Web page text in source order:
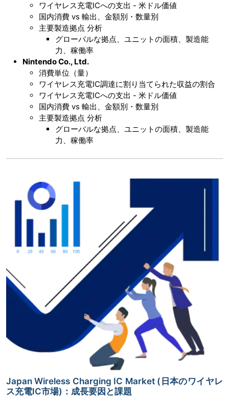
ワイヤレス充電ICへの支出 - 米ドル価値
国内消費 vs 輸出、金額別・数量別
主要製造拠点 分析
グローバルな拠点、ユニットの面積、製造能
力、稼働率
Nintendo Co., Ltd.
消費単位（量）
ワイヤレス充電IC調達に割り当てられた収益の割合
ワイヤレス充電ICへの支出 - 米ドル価値
国内消費 vs 輸出、金額別・数量別
主要製造拠点 分析
グローバルな拠点、ユニットの面積、製造能
力、稼働率
Japan Wireless Charging IC Market (日本のワイヤレ
ス充電IC市場)：成長要因と課題